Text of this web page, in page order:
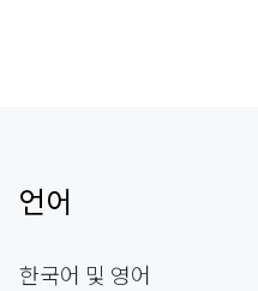
언어
한국어 및 영어